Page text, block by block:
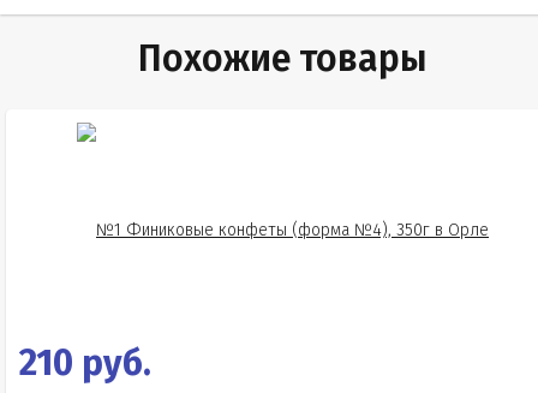
Похожие товары
210 руб.